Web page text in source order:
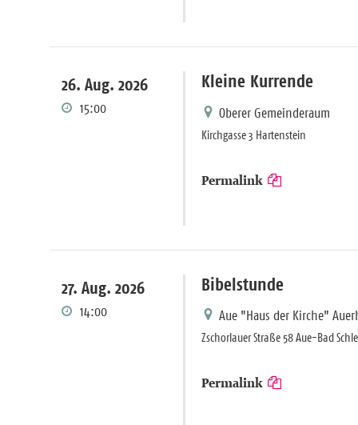
26. Aug. 2026
15:00
Kleine Kurrende
Oberer Gemeinderaum
Kirchgasse 3 Hartenstein
Permalink
27. Aug. 2026
14:00
Bibelstunde
Aue "Haus der Kirche"
Zschorlauer Straße 58 Aue-Bad
Permalink